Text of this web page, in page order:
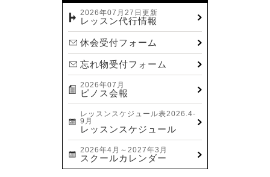
2023.04(15)
2026年07月27日更新
レッスン代行情報
休会受付フォーム
忘れ物受付フォーム
2026年07月
ピノス会報
レッスンスケジュール表2026.4-
9月
レッスンスケジュール
2026年4月～2027年3月
スクールカレンダー